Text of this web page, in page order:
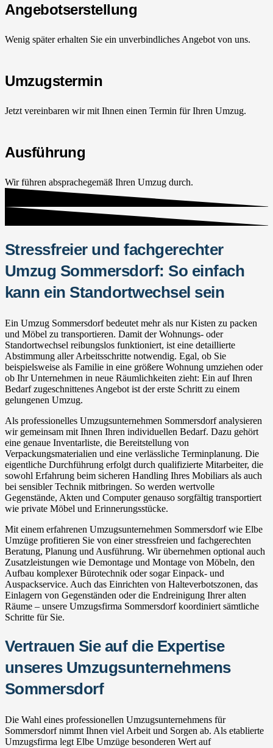
Angebotserstellung
Wenig später erhalten Sie ein unverbindliches Angebot von uns.
Umzugstermin
Jetzt vereinbaren wir mit Ihnen einen Termin für Ihren Umzug.
Ausführung
Wir führen absprachegemäß Ihren Umzug durch.
Stressfreier und fachgerechter
Umzug Sommersdorf: So einfach
kann ein Standortwechsel sein
Ein Umzug Sommersdorf bedeutet mehr als nur Kisten zu packen
und Möbel zu transportieren. Damit der Wohnungs- oder
Standortwechsel reibungslos funktioniert, ist eine detaillierte
Abstimmung aller Arbeitsschritte notwendig. Egal, ob Sie
beispielsweise als Familie in eine größere Wohnung umziehen oder
ob Ihr Unternehmen in neue Räumlichkeiten zieht: Ein auf Ihren
Bedarf zugeschnittenes Angebot ist der erste Schritt zu einem
gelungenen Umzug.
Als professionelles Umzugsunternehmen Sommersdorf analysieren
wir gemeinsam mit Ihnen Ihren individuellen Bedarf. Dazu gehört
eine genaue Inventarliste, die Bereitstellung von
Verpackungsmaterialien und eine verlässliche Terminplanung. Die
eigentliche Durchführung erfolgt durch qualifizierte Mitarbeiter, die
sowohl Erfahrung beim sicheren Handling Ihres Mobiliars als auch
bei sensibler Technik mitbringen. So werden wertvolle
Gegenstände, Akten und Computer genauso sorgfältig transportiert
wie private Möbel und Erinnerungsstücke.
Mit einem erfahrenen Umzugsunternehmen Sommersdorf wie Elbe
Umzüge profitieren Sie von einer stressfreien und fachgerechten
Beratung, Planung und Ausführung. Wir übernehmen optional auch
Zusatzleistungen wie Demontage und Montage von Möbeln, den
Aufbau komplexer Bürotechnik oder sogar Einpack- und
Auspackservice. Auch das Einrichten von Halteverbotszonen, das
Einlagern von Gegenständen oder die Endreinigung Ihrer alten
Räume – unsere Umzugsfirma Sommersdorf koordiniert sämtliche
Schritte für Sie.
Vertrauen Sie auf die Expertise
unseres Umzugsunternehmens
Sommersdorf
Die Wahl eines professionellen Umzugsunternehmens für
Sommersdorf nimmt Ihnen viel Arbeit und Sorgen ab. Als etablierte
Umzugsfirma legt Elbe Umzüge besonderen Wert auf